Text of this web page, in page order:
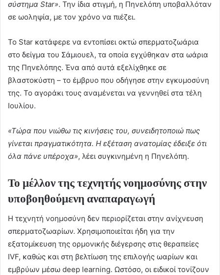
σύστημα Star». Την ίδια στιγμή, η Πηνελόπη υποβαλλόταν
σε ωοληψία, με τον χρόνο να πιέζει.
Το Star κατάφερε να εντοπίσει οκτώ σπερματοζωάρια
στο δείγμα του Σάμιουελ, τα οποία εγχύθηκαν στα ωάρια
της Πηνελόπης. Ένα από αυτά εξελίχθηκε σε
βλαστοκύστη – το έμβρυο που οδήγησε στην εγκυμοσύνη
της. Το αγοράκι τους αναμένεται να γεννηθεί στα τέλη
Ιουλίου.
«Τώρα που νιώθω τις κινήσεις του, συνειδητοποιώ πως
γίνεται πραγματικότητα. Η εξέταση ανατομίας έδειξε ότι
όλα πάνε υπέροχα», λέει συγκινημένη η Πηνελόπη.
Το μέλλον της τεχνητής νοημοσύνης στην
υποβοηθούμενη αναπαραγωγή
Η τεχνητή νοημοσύνη δεν περιορίζεται στην ανίχνευση
σπερματοζωαρίων. Χρησιμοποιείται ήδη για την
εξατομίκευση της ορμονικής διέγερσης στις θεραπείες
IVF, καθώς και στη βελτίωση της επιλογής ωαρίων και
εμβρύων μέσω deep learning. Ωστόσο, οι ειδικοί τονίζουν